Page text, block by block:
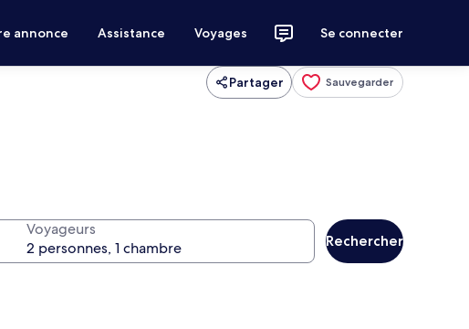
annonce Assistance Voyages Se connecter
Partager Sauvegarder
Voyageurs
Rechercher